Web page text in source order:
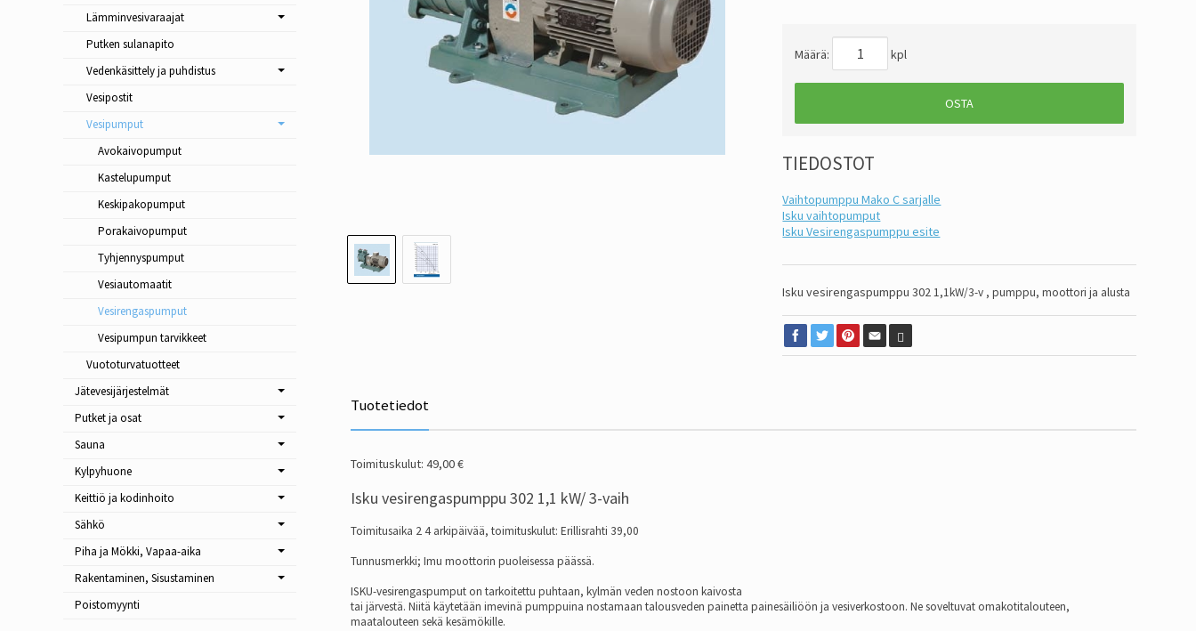
Määrä: kpl
OSTA
TIEDOSTOT
Vaihtopumppu Mako C sarjalle
Isku vaihtopumput
Isku Vesirengaspumppu esite
Isku vesirengaspumppu 302 1,1kW/3-v , pumppu, moottori ja alusta
Tuotetiedot
Toimituskulut: 49,00 €
Isku vesirengaspumppu 302 1,1 kW/ 3-vaih
Toimitusaika 2 4 arkipäivää, toimituskulut: Erillisrahti 39,00
Tunnusmerkki; Imu moottorin puoleisessa päässä.
ISKU-vesirengaspumput on tarkoitettu puhtaan, kylmän veden nostoon kaivosta
tai järvestä. Niitä käytetään imevinä pumppuina nostamaan talousveden painetta painesäiliöön ja vesiverkostoon. Ne soveltuvat omakotitalouteen,
maatalouteen sekä kesämökille.
Lämminvesivaraajat
Putken sulanapito
Vedenkäsittely ja puhdistus
Vesipostit
Vesipumput
Avokaivopumput
Kastelupumput
Keskipakopumput
Porakaivopumput
Tyhjennyspumput
Vesiautomaatit
Vesirengaspumput
Vesipumpun tarvikkeet
Vuototurvatuotteet
Jätevesijärjestelmät
Putket ja osat
Sauna
Kylpyhuone
Keittiö ja kodinhoito
Sähkö
Piha ja Mökki, Vapaa-aika
Rakentaminen, Sisustaminen
Poistomyynti